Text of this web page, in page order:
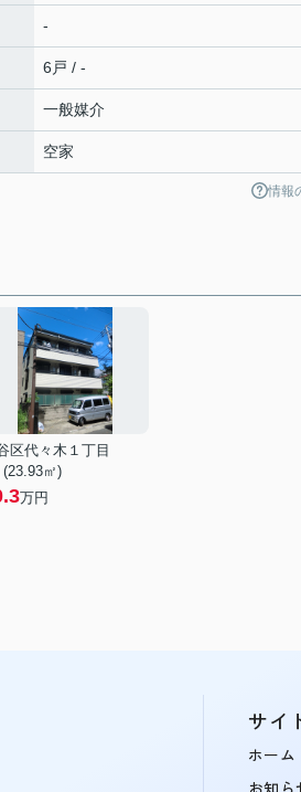
-
6戸 / -
一般媒介
空家
情報
区代々木１丁目
(23.93㎡)
万円
サイ
ホーム
お知ら